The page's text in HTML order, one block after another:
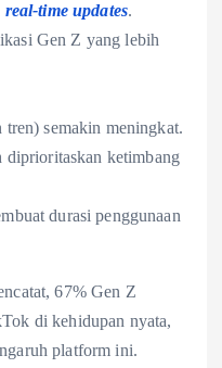
real-time updates.
Gen Z yang lebih
semakin meningkat.
diprioritaskan ketimbang
durasi penggunaan
67% Gen Z
di kehidupan nyata,
platform ini.